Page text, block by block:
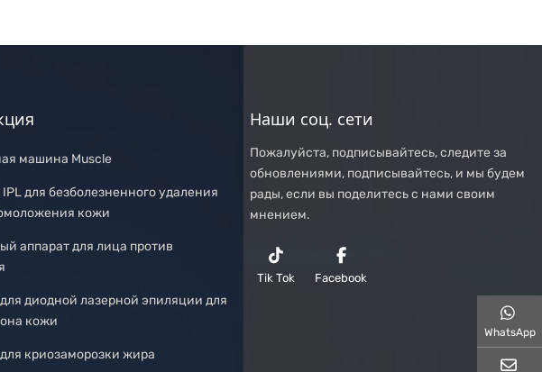
машина Muscle
для безболезненного удаления
кожи
аппарат для лица против
диодной лазерной эпиляции для
кожи
криозаморозки жира
Наши соц. сети
Пожалуйста, подписывайтесь, следите за
обновлениями, подписывайтесь, и мы будем
рады, если вы поделитесь с нами своим
мнением.
Tik Tok Facebook
WhatsApp